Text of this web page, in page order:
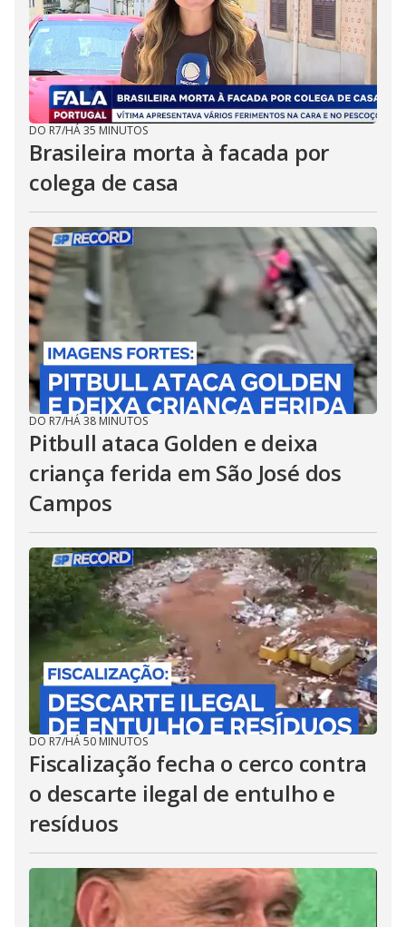
DO R7/HÁ 35 MINUTOS
Brasileira morta à facada por
colega de casa
DO R7/HÁ 38 MINUTOS
Pitbull ataca Golden e deixa
criança ferida em São José dos
Campos
DO R7/HÁ 50 MINUTOS
Fiscalização fecha o cerco contra
o descarte ilegal de entulho e
resíduos